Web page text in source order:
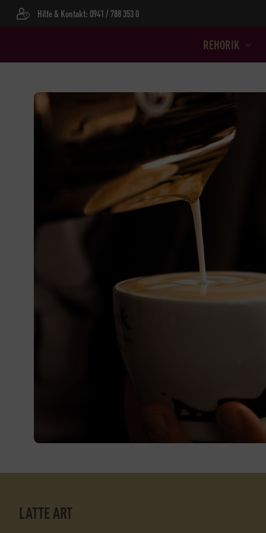
REHORIK
Hilfe & Kontakt: 0941 / 788 353 0
LATTE ART